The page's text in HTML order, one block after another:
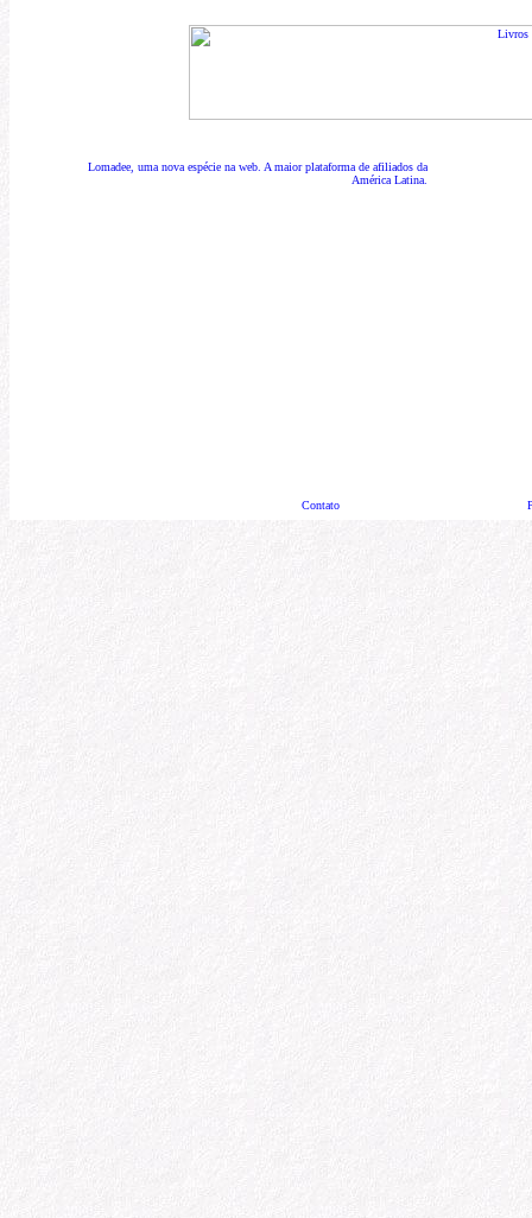
Lomadee, uma nova espécie na web. A maior plataforma de afiliados da
América Latina.
Contato